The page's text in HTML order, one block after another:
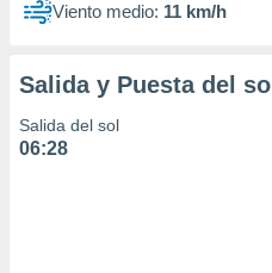
Viento medio: 11 km/h
Salida y Puesta del sol
Salida del sol
06:28